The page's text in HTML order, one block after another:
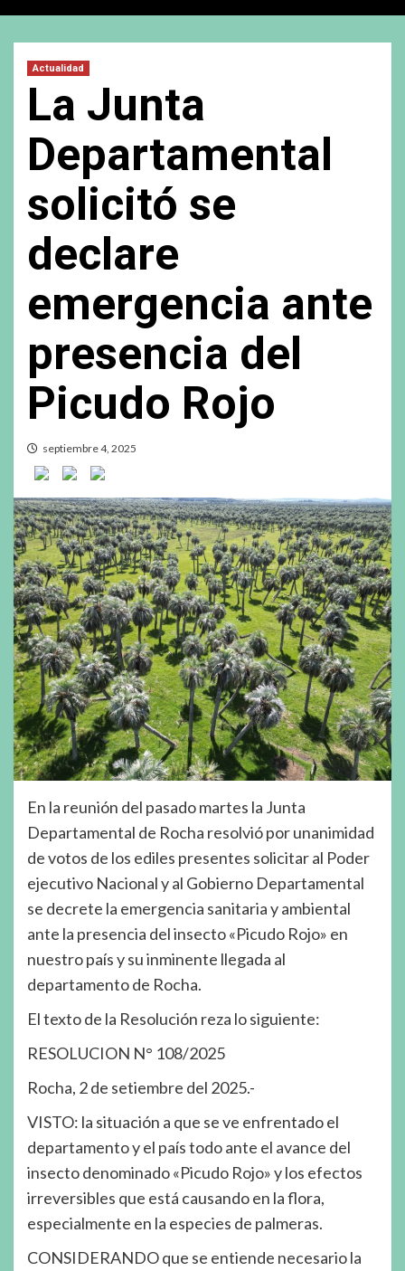
Actualidad
La Junta
Departamental
solicitó se
declare
emergencia ante
presencia del
Picudo Rojo
septiembre 4, 2025
En la reunión del pasado martes la Junta
Departamental de Rocha resolvió por unanimidad
de votos de los ediles presentes solicitar al Poder
ejecutivo Nacional y al Gobierno Departamental
se decrete la emergencia sanitaria y ambiental
ante la presencia del insecto «Picudo Rojo» en
nuestro país y su inminente llegada al
departamento de Rocha.
El texto de la Resolución reza lo siguiente:
RESOLUCION N° 108/2025
Rocha, 2 de setiembre del 2025.-
VISTO: la situación a que se ve enfrentado el
departamento y el país todo ante el avance del
insecto denominado «Picudo Rojo» y los efectos
irreversibles que está causando en la flora,
especialmente en la especies de palmeras.
CONSIDERANDO que se entiende necesario la